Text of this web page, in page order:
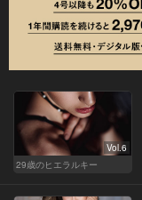
Vol.6
29歳のヒエラルキー